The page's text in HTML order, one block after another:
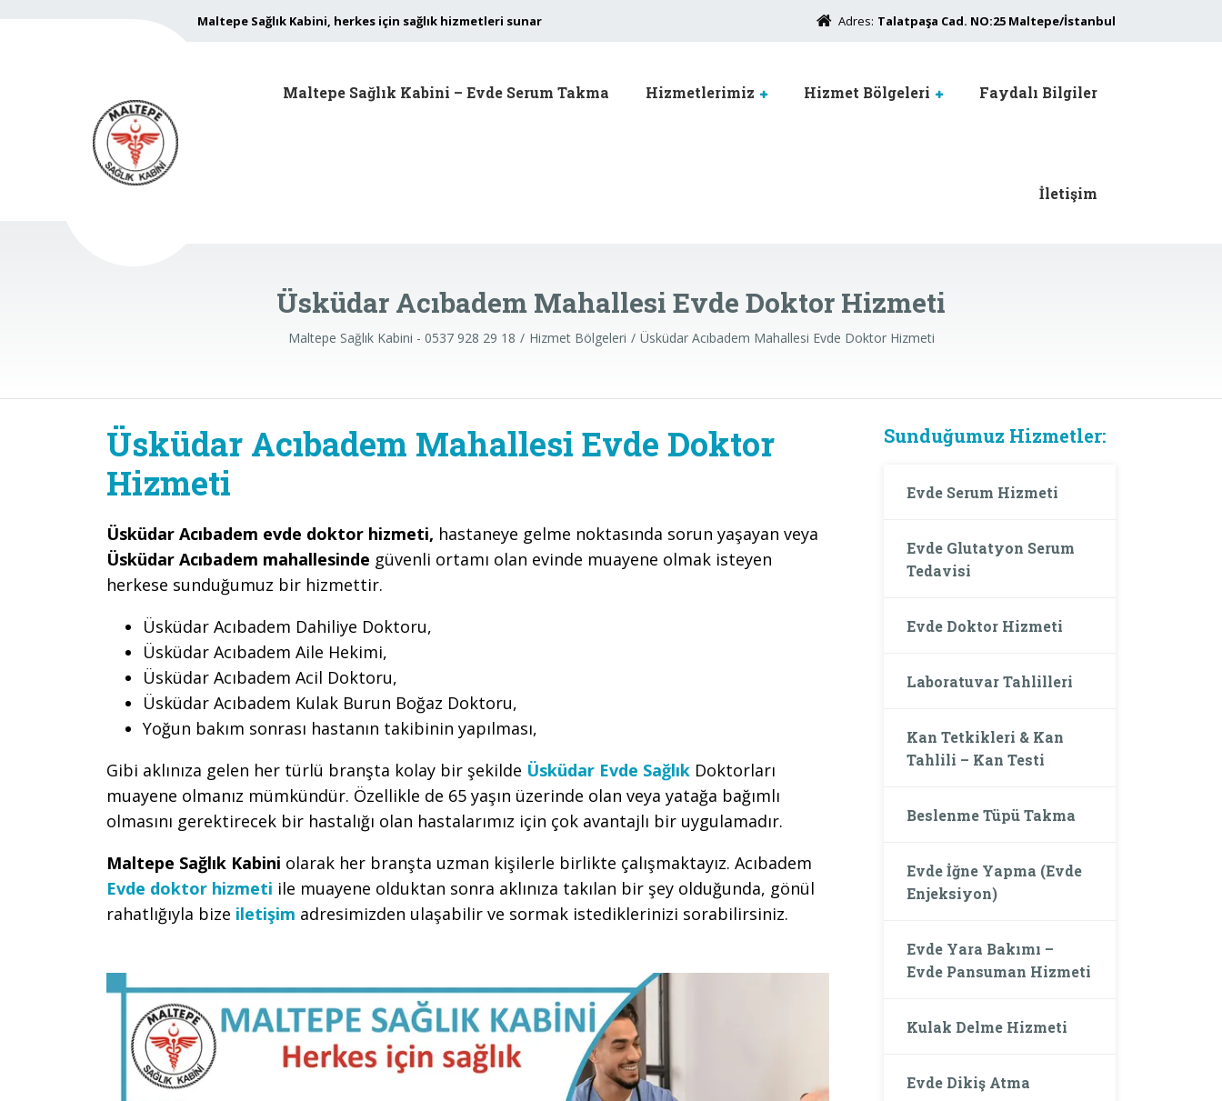
Maltepe Sağlık Kabini, herkes için sağlık hizmetleri sunar Adres: Talatpaşa Cad. NO:25 Maltepe/İstanbul
Maltepe Sağlık Kabini – Evde Serum Takma Hizmetlerimiz Hizmet Bölgeleri Faydalı Bilgiler
İletişim
Üsküdar Acıbadem Mahallesi Evde Doktor Hizmeti
Maltepe Sağlık Kabini - 0537 928 29 18 Hizmet Bölgeleri Üsküdar Acıbadem Mahallesi Evde Doktor Hizmeti
Üsküdar Acıbadem Mahallesi Evde Doktor
Hizmeti
Üsküdar Acıbadem evde doktor hizmeti, hastaneye gelme noktasında sorun yaşayan veya
Üsküdar Acıbadem mahallesinde güvenli ortamı olan evinde muayene olmak isteyen
herkese sunduğumuz bir hizmettir.
Üsküdar Acıbadem Dahiliye Doktoru,
Üsküdar Acıbadem Aile Hekimi,
Üsküdar Acıbadem Acil Doktoru,
Üsküdar Acıbadem Kulak Burun Boğaz Doktoru,
Yoğun bakım sonrası hastanın takibinin yapılması,
Gibi aklınıza gelen her türlü branşta kolay bir şekilde Üsküdar Evde Sağlık Doktorları
muayene olmanız mümkündür. Özellikle de 65 yaşın üzerinde olan veya yatağa bağımlı
olmasını gerektirecek bir hastalığı olan hastalarımız için çok avantajlı bir uygulamadır.
Maltepe Sağlık Kabini olarak her branşta uzman kişilerle birlikte çalışmaktayız. Acıbadem
Evde doktor hizmeti ile muayene olduktan sonra aklınıza takılan bir şey olduğunda, gönül
rahatlığıyla bize iletişim adresimizden ulaşabilir ve sormak istediklerinizi sorabilirsiniz.
Sunduğumuz Hizmetler:
Evde Serum Hizmeti
Evde Glutatyon Serum
Tedavisi
Evde Doktor Hizmeti
Laboratuvar Tahlilleri
Kan Tetkikleri & Kan
Tahlili – Kan Testi
Beslenme Tüpü Takma
Evde İğne Yapma (Evde
Enjeksiyon)
Evde Yara Bakımı –
Evde Pansuman Hizmeti
Kulak Delme Hizmeti
Evde Dikiş Atma